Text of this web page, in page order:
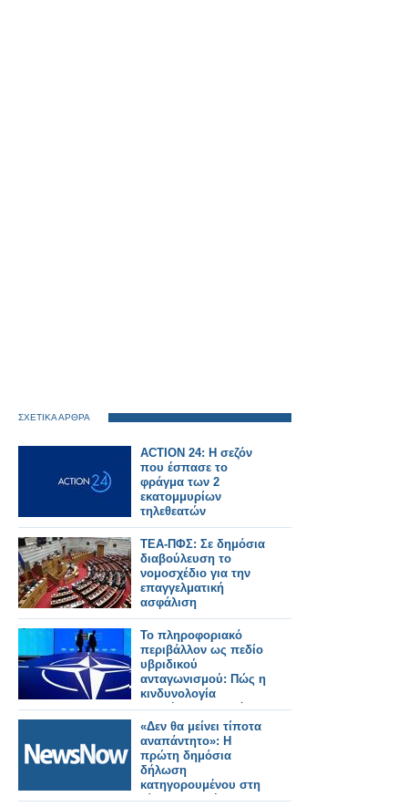
ΣΧΕΤΙΚΑ ΑΡΘΡΑ
ACTION 24: Η σεζόν
που έσπασε το
φράγμα των 2
εκατομμυρίων
τηλεθεατών
ΤΕΑ-ΠΦΣ: Σε δημόσια
διαβούλευση το
νομοσχέδιο για την
επαγγελματική
ασφάλιση
Το πληροφοριακό
περιβάλλον ως πεδίο
υβριδικού
ανταγωνισμού: Πώς η
κινδυνολογία
επηρέασε τη δημόσια
συζήτηση για τη
Σύνοδο του ΝΑΤΟ
-Γράφει ο Δρ.
Κωνσταντίνος Π.
Μπαλωμένος
«Δεν θα μείνει τίποτα
αναπάντητο»: Η
πρώτη δημόσια
δήλωση
κατηγορουμένου στη
δίκη για τα Τέμπη .